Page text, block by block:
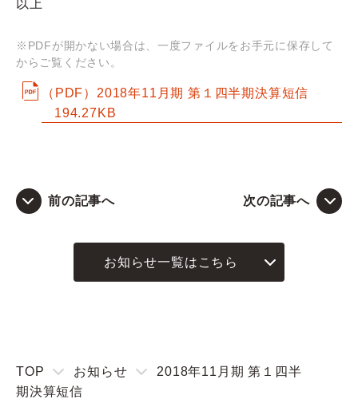
お問い合わせ
以上
※PDFが開かない場合は、一度ファイルをお手元に保存して
からご覧ください。
（PDF）2018年11月期 第１四半期決算短信
194.27KB
前の記事へ 次の記事へ
お知らせ一覧はこちら
TOP お知らせ
2018年11月期 第１四半
期決算短信